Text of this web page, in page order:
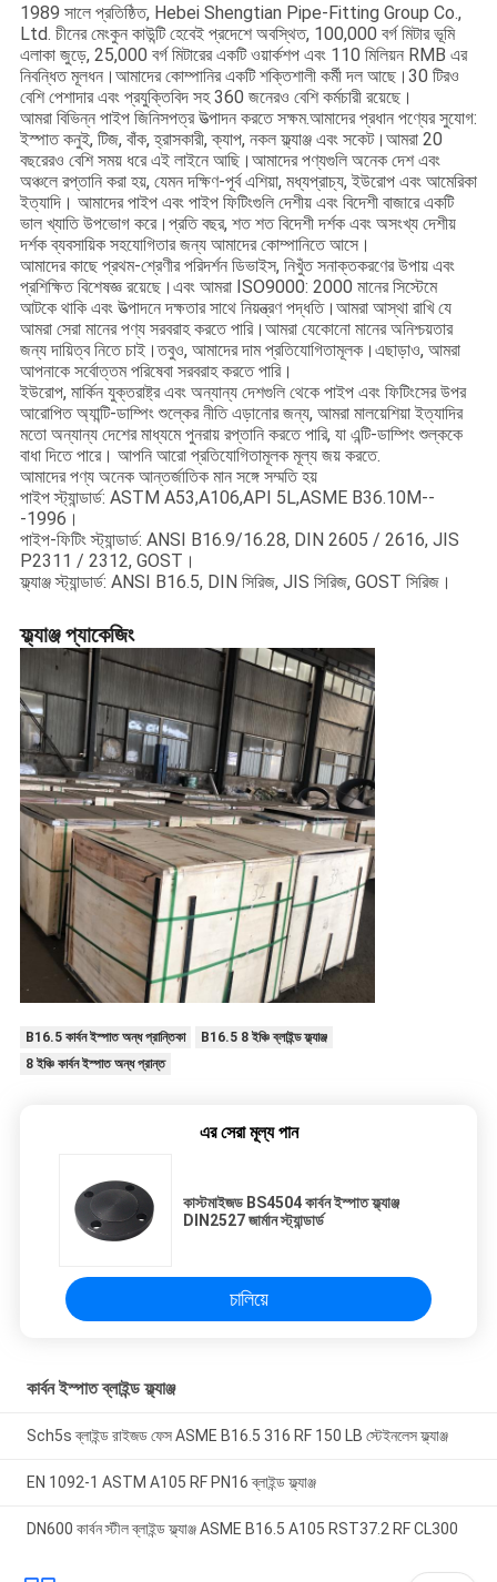
1989 সালে প্রতিষ্ঠিত, Hebei Shengtian Pipe-Fitting Group Co.,
Ltd. চীনের মেংকুন কাউন্টি হেবেই প্রদেশে অবস্থিত, 100,000 বর্গ মিটার ভূমি
এলাকা জুড়ে, 25,000 বর্গ মিটারের একটি ওয়ার্কশপ এবং 110 মিলিয়ন RMB এর
নিবন্ধিত মূলধন।আমাদের কোম্পানির একটি শক্তিশালী কর্মী দল আছে।30 টিরও
বেশি পেশাদার এবং প্রযুক্তিবিদ সহ 360 জনেরও বেশি কর্মচারী রয়েছে।
আমরা বিভিন্ন পাইপ জিনিসপত্র উত্পাদন করতে সক্ষম.আমাদের প্রধান পণ্যের সুযোগ:
ইস্পাত কনুই, টিজ, বাঁক, হ্রাসকারী, ক্যাপ, নকল ফ্ল্যাঞ্জ এবং সকেট।আমরা 20
বছরেরও বেশি সময় ধরে এই লাইনে আছি।আমাদের পণ্যগুলি অনেক দেশ এবং
অঞ্চলে রপ্তানি করা হয়, যেমন দক্ষিণ-পূর্ব এশিয়া, মধ্যপ্রাচ্য, ইউরোপ এবং আমেরিকা
ইত্যাদি। আমাদের পাইপ এবং পাইপ ফিটিংগুলি দেশীয় এবং বিদেশী বাজারে একটি
ভাল খ্যাতি উপভোগ করে।প্রতি বছর, শত শত বিদেশী দর্শক এবং অসংখ্য দেশীয়
দর্শক ব্যবসায়িক সহযোগিতার জন্য আমাদের কোম্পানিতে আসে।
আমাদের কাছে প্রথম-শ্রেণীর পরিদর্শন ডিভাইস, নিখুঁত সনাক্তকরণের উপায় এবং
প্রশিক্ষিত বিশেষজ্ঞ রয়েছে।এবং আমরা ISO9000: 2000 মানের সিস্টেমে
আটকে থাকি এবং উত্পাদনে দক্ষতার সাথে নিয়ন্ত্রণ পদ্ধতি।আমরা আস্থা রাখি যে
আমরা সেরা মানের পণ্য সরবরাহ করতে পারি।আমরা যেকোনো মানের অনিশ্চয়তার
জন্য দায়িত্ব নিতে চাই।তবুও, আমাদের দাম প্রতিযোগিতামূলক।এছাড়াও, আমরা
আপনাকে সর্বোত্তম পরিষেবা সরবরাহ করতে পারি।
ইউরোপ, মার্কিন যুক্তরাষ্ট্র এবং অন্যান্য দেশগুলি থেকে পাইপ এবং ফিটিংসের উপর
আরোপিত অ্যান্টি-ডাম্পিং শুল্কের নীতি এড়ানোর জন্য, আমরা মালয়েশিয়া ইত্যাদির
মতো অন্যান্য দেশের মাধ্যমে পুনরায় রপ্তানি করতে পারি, যা এন্টি-ডাম্পিং শুল্ককে
বাধা দিতে পারে। আপনি আরো প্রতিযোগিতামূলক মূল্য জয় করতে.
আমাদের পণ্য অনেক আন্তর্জাতিক মান সঙ্গে সম্মতি হয়
পাইপ স্ট্যান্ডার্ড: ASTM A53,A106,API 5L,ASME B36.10M--
-1996।
পাইপ-ফিটিং স্ট্যান্ডার্ড: ANSI B16.9/16.28, DIN 2605 / 2616, JIS
P2311 / 2312, GOST।
ফ্ল্যাঞ্জ স্ট্যান্ডার্ড: ANSI B16.5, DIN সিরিজ, JIS সিরিজ, GOST সিরিজ।
ফ্ল্যাঞ্জ প্যাকেজিং
B16.5 কার্বন ইস্পাত অন্ধ প্রান্তিকা
B16.5 8 ইঞ্চি ব্লাইন্ড ফ্ল্যাঞ্জ
8 ইঞ্চি কার্বন ইস্পাত অন্ধ প্রান্ত
এর সেরা মূল্য পান
কাস্টমাইজড BS4504 কার্বন ইস্পাত ফ্ল্যাঞ্জ
DIN2527 জার্মান স্ট্যান্ডার্ড
চালিয়ে
কার্বন ইস্পাত ব্লাইন্ড ফ্ল্যাঞ্জ
Sch5s ব্লাইন্ড রাইজড ফেস ASME B16.5 316 RF 150 LB স্টেইনলেস ফ্ল্যাঞ্জ
EN 1092-1 ASTM A105 RF PN16 ব্লাইন্ড ফ্ল্যাঞ্জ
DN600 কার্বন স্টীল ব্লাইন্ড ফ্ল্যাঞ্জ ASME B16.5 A105 RST37.2 RF CL300